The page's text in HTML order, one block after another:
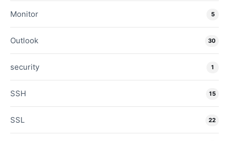
Monitor 5
Outlook 30
security 1
SSH 15
SSL 22